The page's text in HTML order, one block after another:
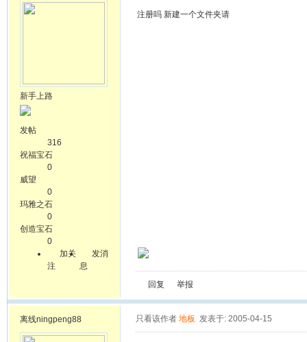
新手上路
发帖
316
祝福宝石
0
威望
0
玛雅之石
0
创造宝石
0
加关
注
发消
息
注册吗 新建一个文件夹请
回复 举报
离线ningpeng88 只看该作者 地板 发表于: 2005-04-15